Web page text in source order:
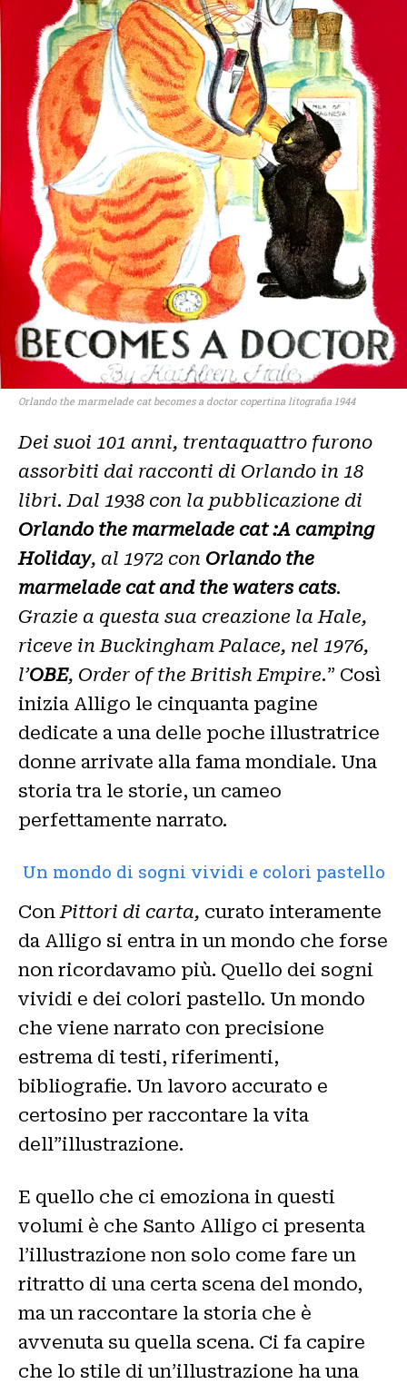
Orlando the marmelade cat becomes a doctor copertina litografia 1944
Dei suoi 101 anni, trentaquattro furono
assorbiti dai racconti di Orlando in 18
libri. Dal 1938 con la pubblicazione di
Orlando the marmelade cat :A camping
Holiday, al 1972 con Orlando the
marmelade cat and the waters cats.
Grazie a questa sua creazione la Hale,
riceve in Buckingham Palace, nel 1976,
l’OBE, Order of the British Empire.” Così
inizia Alligo le cinquanta pagine
dedicate a una delle poche illustratrice
donne arrivate alla fama mondiale. Una
storia tra le storie, un cameo
perfettamente narrato.
Un mondo di sogni vividi e colori pastello
ConPittori di carta, curato interamente
da Alligo si entra in un mondo che forse
non ricordavamo più. Quello dei sogni
vividi e dei colori pastello. Un mondo
che viene narrato con precisione
estrema di testi, riferimenti,
bibliografie. Un lavoro accurato e
certosino per raccontare la vita
dell”illustrazione.
E quello che ci emoziona in questi
volumi è che Santo Alligo ci presenta
l’illustrazione non solo come fare un
ritratto di una certa scena del mondo,
ma un raccontare la storia che è
avvenuta su quella scena. Ci fa capire
che lo stile di un’illustrazione ha una